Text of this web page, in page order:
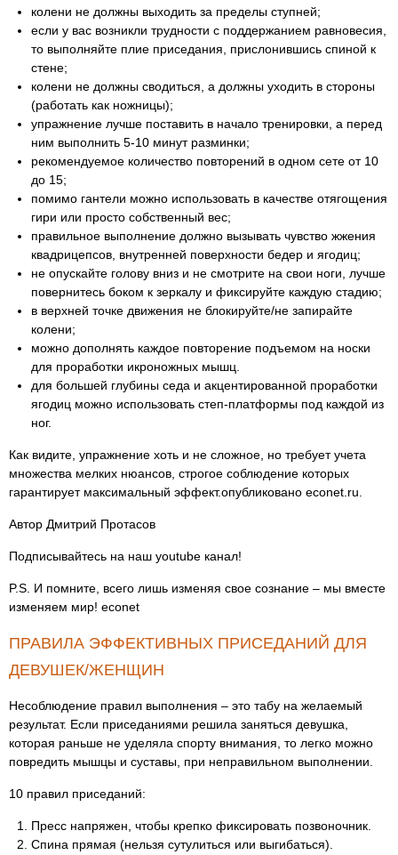
колени не должны выходить за пределы ступней;
если у вас возникли трудности с поддержанием равновесия,
то выполняйте плие приседания, прислонившись спиной к
стене;
колени не должны сводиться, а должны уходить в стороны
(работать как ножницы);
упражнение лучше поставить в начало тренировки, а перед
ним выполнить 5-10 минут разминки;
рекомендуемое количество повторений в одном сете от 10
до 15;
помимо гантели можно использовать в качестве отягощения
гири или просто собственный вес;
правильное выполнение должно вызывать чувство жжения
квадрицепсов, внутренней поверхности бедер и ягодиц;
не опускайте голову вниз и не смотрите на свои ноги, лучше
повернитесь боком к зеркалу и фиксируйте каждую стадию;
в верхней точке движения не блокируйте/не запирайте
колени;
можно дополнять каждое повторение подъемом на носки
для проработки икроножных мышц.
для большей глубины седа и акцентированной проработки
ягодиц можно использовать степ-платформы под каждой из
ног.
Как видите, упражнение хоть и не сложное, но требует учета
множества мелких нюансов, строгое соблюдение которых
гарантирует максимальный эффект.опубликовано econet.ru.
Автор Дмитрий Протасов
Подписывайтесь на наш youtube канал!
P.S. И помните, всего лишь изменяя свое сознание – мы вместе
изменяем мир! econet
ПРАВИЛА ЭФФЕКТИВНЫХ ПРИСЕДАНИЙ ДЛЯ
ДЕВУШЕК/ЖЕНЩИН
Несоблюдение правил выполнения – это табу на желаемый
результат. Если приседаниями решила заняться девушка,
которая раньше не уделяла спорту внимания, то легко можно
повредить мышцы и суставы, при неправильном выполнении.
10 правил приседаний:
Пресс напряжен, чтобы крепко фиксировать позвоночник.
Спина прямая (нельзя сутулиться или выгибаться).